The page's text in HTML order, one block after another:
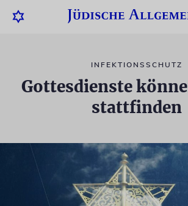
INFEKTIONSSCHUTZ
Gottesdienste
stattfinden